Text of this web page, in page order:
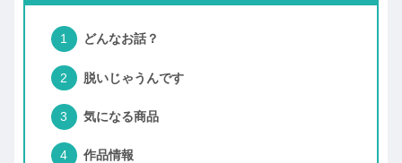
どんなお話？
脱いじゃうんです
気になる商品
作品情報